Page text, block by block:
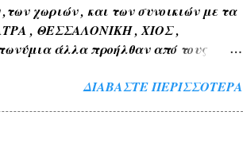
χωριών , και των συνοικιών με τα
, ΘΕΣΣΑΛΟΝΙΚΗ , ΧΙΟΣ ,
άλλα προήλθαν από τους
, ΒΑΘΥΛΑΚΟΣ ) . 3) Από το
δένδρων και των εν γένει φυτών
ΔΙΑΒΆΣΤΕ ΠΕΡΙΣΣΌΤΕΡΑ